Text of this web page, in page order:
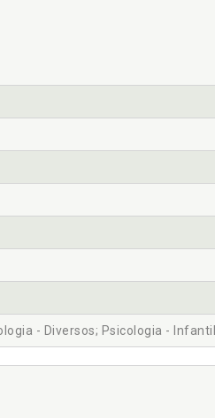
- Diversos; Psicologia - Infantil